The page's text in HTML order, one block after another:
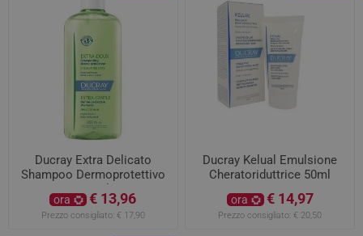
Ducray Extra Delicato
Shampoo Dermoprotettivo
400ml
ora € 13,96
Prezzo consigliato: € 17,90
Ducray Kelual Emulsione
Cheratoriduttrice 50ml
ora € 14,97
Prezzo consigliato: € 20,50